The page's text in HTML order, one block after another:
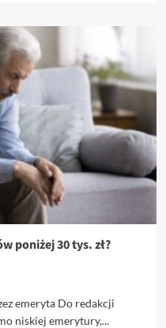
poniżej 30 tys. zł?
emeryta Do redakcji
niskiej emerytury,...